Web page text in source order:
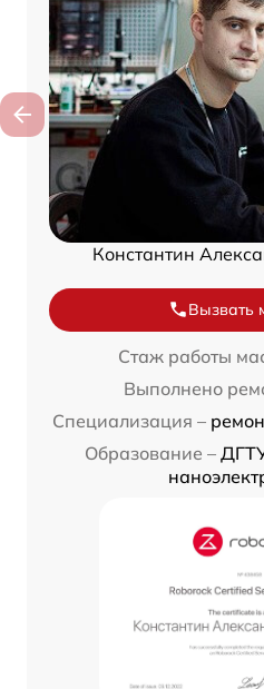
Константин
Вызвать
Стаж работы
Выполнено
Специализация –
Образование –